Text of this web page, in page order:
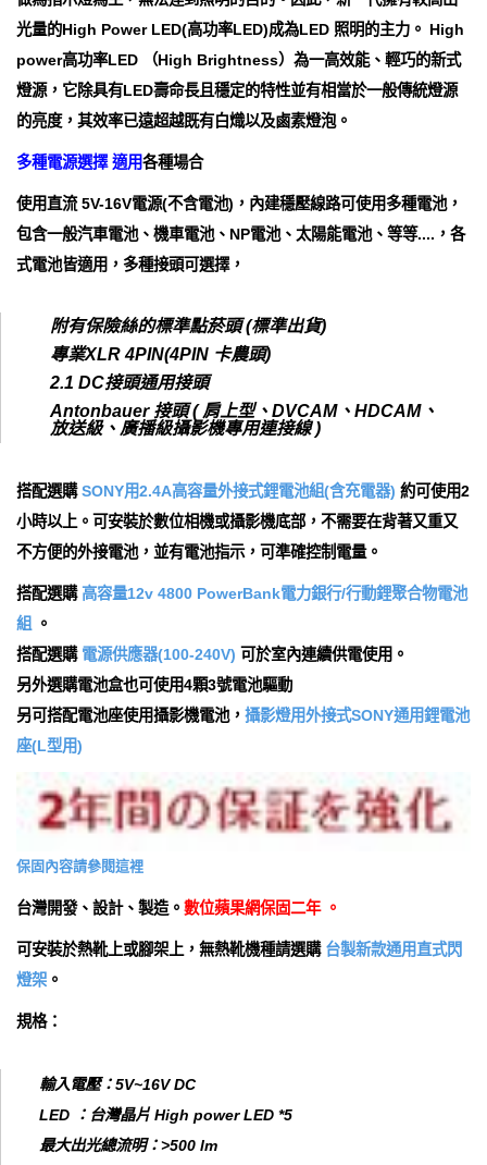
光量的High Power LED(高功率LED)成為LED 照明的主力。 High
power高功率LED （High Brightness）為一高效能、輕巧的新式
燈源，它除具有LED壽命長且穩定的特性並有相當於一般傳統燈源
的亮度，其效率已遠超越既有白熾以及鹵素燈泡。
多種電源選擇 適用各種場合
使用直流 5V-16V電源(不含電池)，內建穩壓線路可使用多種電池，
包含一般汽車電池、機車電池、NP電池、太陽能電池、等等....，各
式電池皆適用，多種接頭可選擇，
附有保險絲的標準點菸頭 (標準出貨)
專業XLR 4PIN(4PIN 卡農頭)
2.1 DC接頭通用接頭
Antonbauer 接頭 ( 肩上型、DVCAM、HDCAM、
放送級、廣播級攝影機專用連接線 )
搭配選購SONY用2.4A高容量外接式鋰電池組(含充電器) 約可使用2
小時以上。可安裝於數位相機或攝影機底部，不需要在背著又重又
不方便的外接電池，並有電池指示，可準確控制電量。
搭配選購高容量12v 4800 PowerBank電力銀行/行動鋰聚合物電池
組
。
搭配選購 電源供應器(100-240V) 可於室內連續供電使用。
另外選購電池盒也可使用4顆3號電池驅動
另可搭配電池座使用攝影機電池， 攝影燈用外接式SONY通用鋰電池
座(L型用)
保固內容請參閱這裡
台灣開發、設計、製造。 數位蘋果網保固二年 。
可安裝於熱靴上或腳架上，無熱靴機種請選購 台製新款通用直式閃
燈架 。
規格：
輸入電壓：5V~16V DC
LED ：台灣晶片 High power LED *5
最大出光總流明：>500 lm